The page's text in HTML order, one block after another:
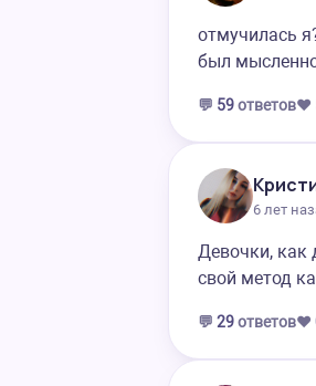
отмучилась
был
💬 59ответов❤️
6 лет
Девочки, как
свой метод
💬 29ответов❤️